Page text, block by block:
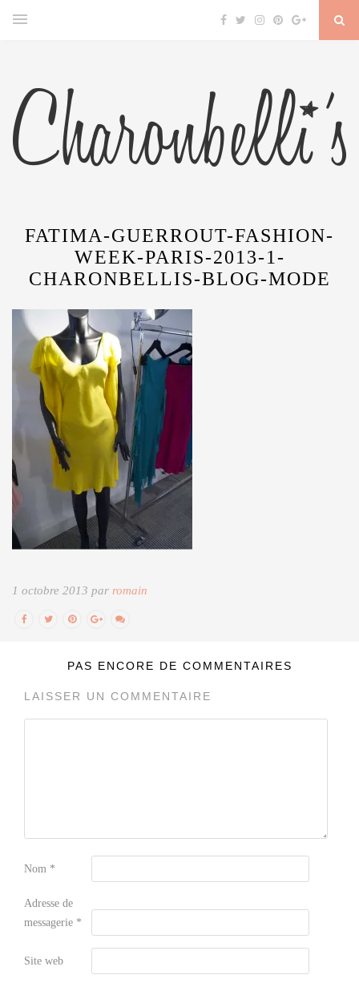
FATIMA-GUERROUT-FASHION-
WEEK-PARIS-2013-1-
CHARONBELLIS-BLOG-MODE
1 octobre 2013 par romain
PAS ENCORE DE COMMENTAIRES
LAISSER UN COMMENTAIRE
Nom *
Adresse de
messagerie *
Site web